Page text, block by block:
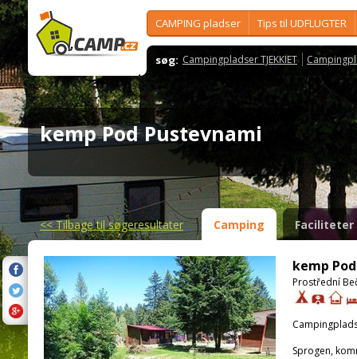
CAMPING pladser Tips til UDFLUGTER
søg: Campingpladser TJEKKIET
kemp Pod Pustevnami
<<Tilbage til søgeresultater Camping Faciliteter
kemp
Prostřední
Sprogen,